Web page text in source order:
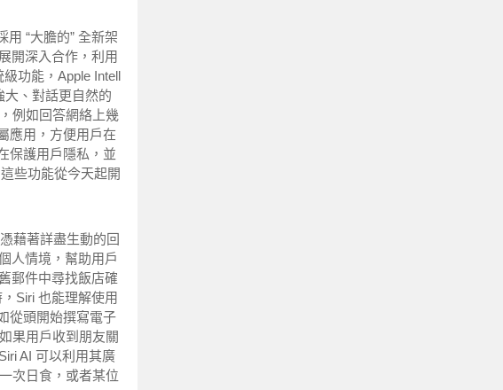
用 “大膽的” 全新架
開深入合作，利用
功能，Apple Intell
大、對話更自然的
例如回答網絡上幾
應用，方便用戶在
保護用戶隱私，並
些功能從今天起開
藉著詳盡生動的回
人情境，幫助用戶
郵件中尋找飯店確
Siri 也能理解使用
從頭開始撰寫電子
果用戶收到朋友關
AI 可以利用其廣
次日食，或者某位